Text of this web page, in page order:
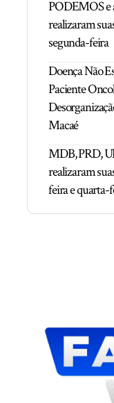
PODEMOS e
realizaram
segunda-feira
Doença Não
Paciente
Macaé
MDB, PRD,
realizaram
feira e quarta-